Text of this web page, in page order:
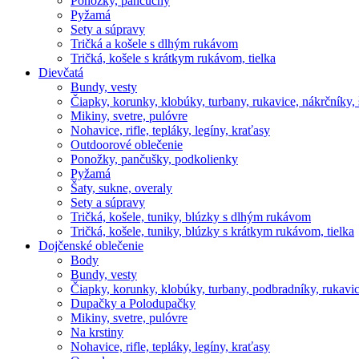
Pyžamá
Sety a súpravy
Tričká a košele s dlhým rukávom
Tričká, košele s krátkym rukávom, tielka
Dievčatá
Bundy, vesty
Čiapky, korunky, klobúky, turbany, rukavice, nákrčníky,
Mikiny, svetre, pulóvre
Nohavice, rifle, tepláky, legíny, kraťasy
Outdoorové oblečenie
Ponožky, pančušky, podkolienky
Pyžamá
Šaty, sukne, overaly
Sety a súpravy
Tričká, košele, tuniky, blúzky s dlhým rukávom
Tričká, košele, tuniky, blúzky s krátkym rukávom, tielka
Dojčenské oblečenie
Body
Bundy, vesty
Čiapky, korunky, klobúky, turbany, podbradníky,
Dupačky a Polodupačky
Mikiny, svetre, pulóvre
Na krstiny
Nohavice, rifle, tepláky, legíny, kraťasy